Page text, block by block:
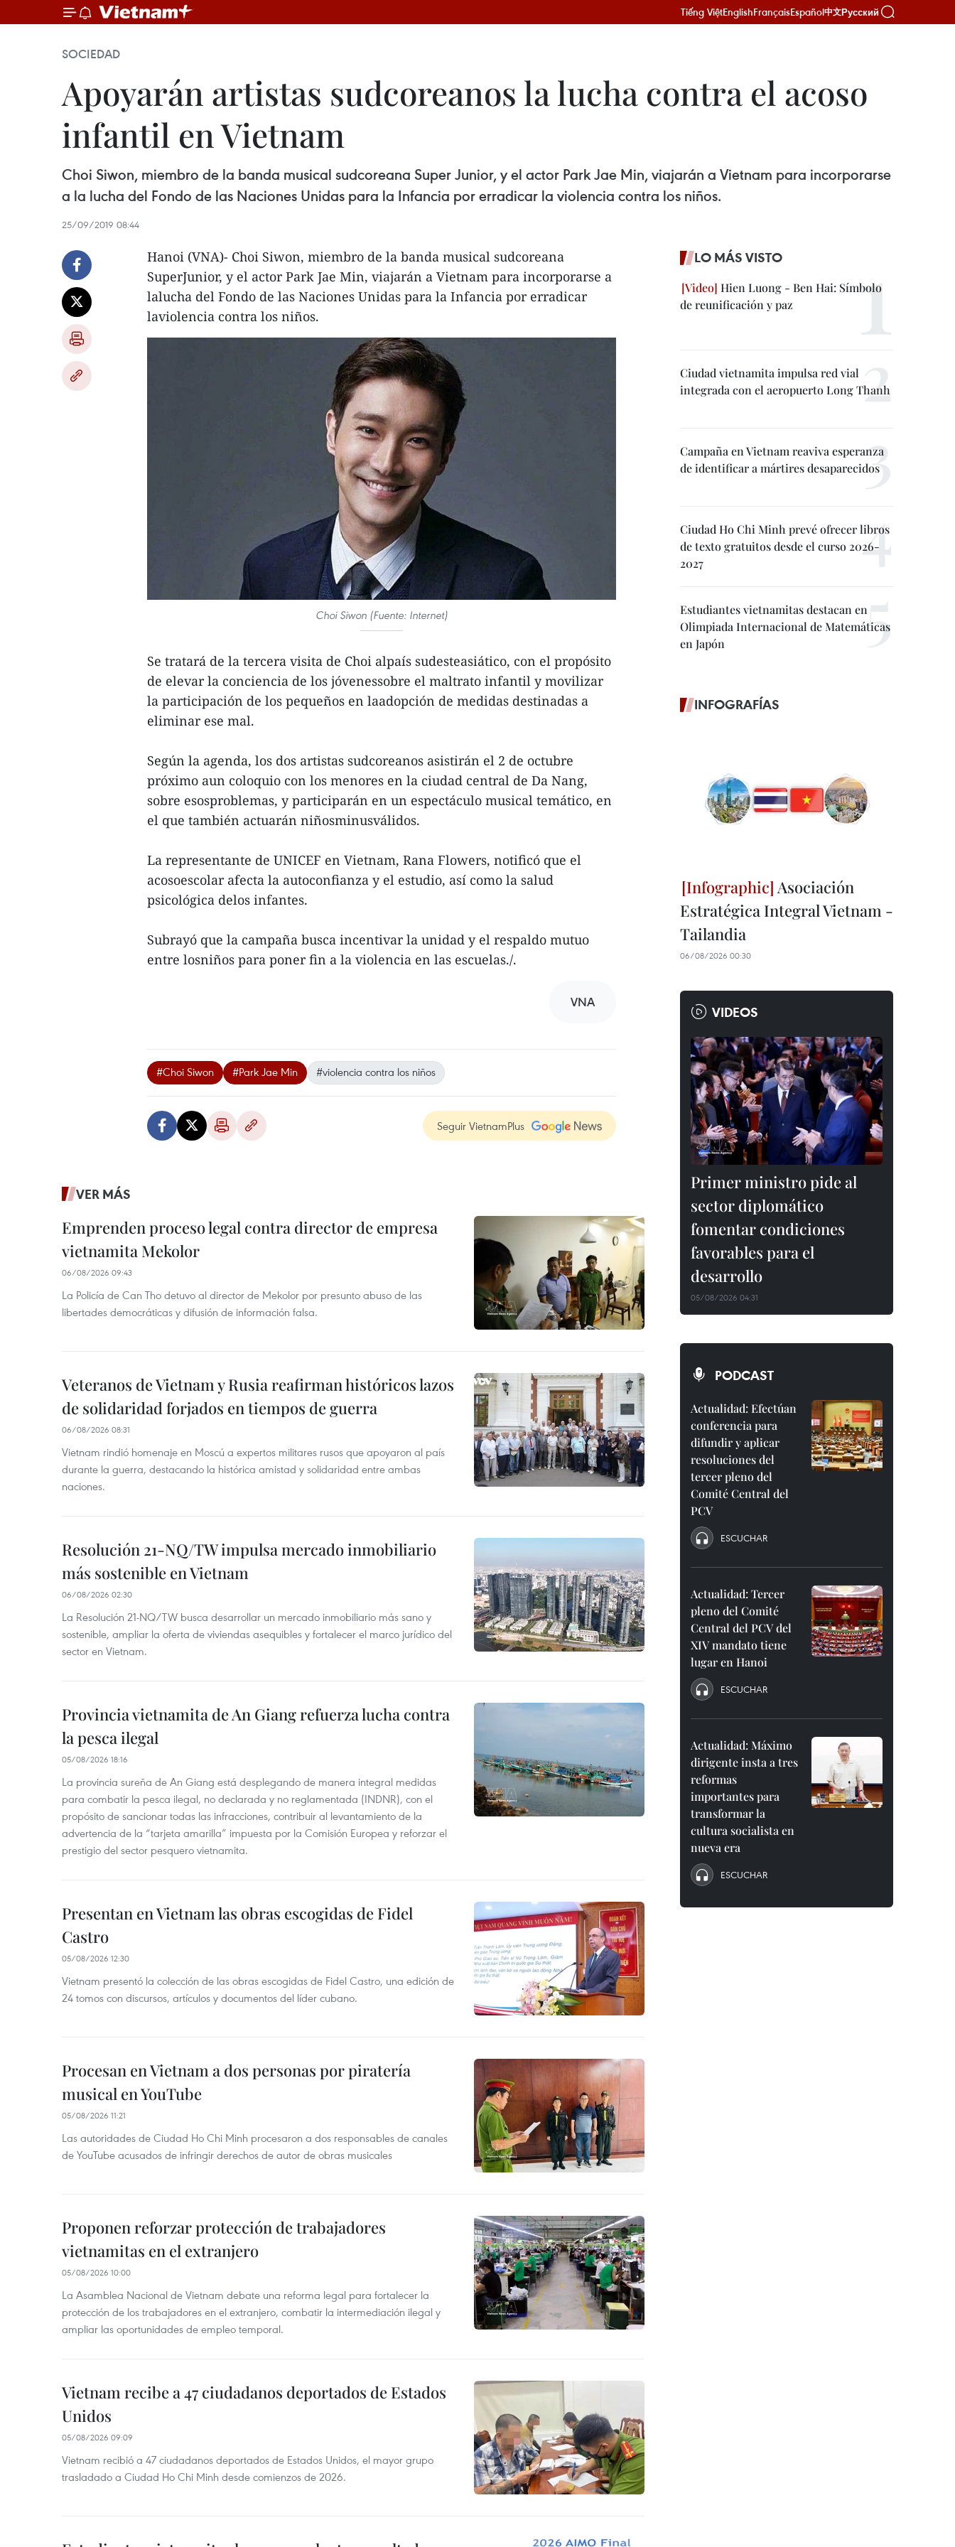
Tiếng ViệtEnglishFrançaisEspañol中文Русский
SOCIEDAD
Apoyarán artistas sudcoreanos la lucha contra el acoso
infantil en Vietnam
Choi Siwon, miembro de la banda musical sudcoreana Super Junior, y el actor Park Jae Min, viajarán a Vietnam para incorporarse
a la lucha del Fondo de las Naciones Unidas para la Infancia por erradicar la violencia contra los niños.
25/09/2019 08:44
Hanoi (VNA)- Choi Siwon, miembro de la banda musical sudcoreana
SuperJunior, y el actor Park Jae Min, viajarán a Vietnam para incorporarse a
lalucha del Fondo de las Naciones Unidas para la Infancia por erradicar
laviolencia contra los niños.
Choi Siwon (Fuente: Internet)
Se tratará de la tercera visita de Choi alpaís sudesteasiático, con el propósito
de elevar la conciencia de los jóvenessobre el maltrato infantil y movilizar
la participación de los pequeños en laadopción de medidas destinadas a
eliminar ese mal.
Según la agenda, los dos artistas sudcoreanos asistirán el 2 de octubre
próximo aun coloquio con los menores en la ciudad central de Da Nang,
sobre esosproblemas, y participarán en un espectáculo musical temático, en
el que también actuarán niñosminusválidos.
La representante de UNICEF en Vietnam, Rana Flowers, notificó que el
acosoescolar afecta la autoconfianza y el estudio, así como la salud
psicológica delos infantes.
Subrayó que la campaña busca incentivar la unidad y el respaldo mutuo
entre losniños para poner fin a la violencia en las escuelas./.
VNA
#Choi Siwon #Park Jae Min #violencia contra los niños
Seguir VietnamPlus
VER MÁS
Emprenden proceso legal contra director de empresa
vietnamita Mekolor
06/08/2026 09:43
La Policía de Can Tho detuvo al director de Mekolor por presunto abuso de las
libertades democráticas y difusión de información falsa.
Veteranos de Vietnam y Rusia reafirman históricos lazos
de solidaridad forjados en tiempos de guerra
06/08/2026 08:31
Vietnam rindió homenaje en Moscú a expertos militares rusos que apoyaron al país
durante la guerra, destacando la histórica amistad y solidaridad entre ambas
naciones.
Resolución 21-NQ/TW impulsa mercado inmobiliario
más sostenible en Vietnam
06/08/2026 02:30
La Resolución 21-NQ/TW busca desarrollar un mercado inmobiliario más sano y
sostenible, ampliar la oferta de viviendas asequibles y fortalecer el marco jurídico del
sector en Vietnam.
Provincia vietnamita de An Giang refuerza lucha contra
la pesca ilegal
05/08/2026 18:16
La provincia sureña de An Giang está desplegando de manera integral medidas
para combatir la pesca ilegal, no declarada y no reglamentada (INDNR), con el
propósito de sancionar todas las infracciones, contribuir al levantamiento de la
advertencia de la “tarjeta amarilla” impuesta por la Comisión Europea y reforzar el
prestigio del sector pesquero vietnamita.
Presentan en Vietnam las obras escogidas de Fidel
Castro
05/08/2026 12:30
Vietnam presentó la colección de las obras escogidas de Fidel Castro, una edición de
24 tomos con discursos, artículos y documentos del líder cubano.
Procesan en Vietnam a dos personas por piratería
musical en YouTube
05/08/2026 11:21
Las autoridades de Ciudad Ho Chi Minh procesaron a dos responsables de canales
de YouTube acusados de infringir derechos de autor de obras musicales
Proponen reforzar protección de trabajadores
vietnamitas en el extranjero
05/08/2026 10:00
La Asamblea Nacional de Vietnam debate una reforma legal para fortalecer la
protección de los trabajadores en el extranjero, combatir la intermediación ilegal y
ampliar las oportunidades de empleo temporal.
Vietnam recibe a 47 ciudadanos deportados de Estados
Unidos
05/08/2026 09:09
Vietnam recibió a 47 ciudadanos deportados de Estados Unidos, el mayor grupo
trasladado a Ciudad Ho Chi Minh desde comienzos de 2026.
LO MÁS VISTO
Hien Luong - Ben Hai: Símbolo
de reunificación y paz
Ciudad vietnamita impulsa red vial
integrada con el aeropuerto Long Thanh
Campaña en Vietnam reaviva esperanza
de identificar a mártires desaparecidos
Ciudad Ho Chi Minh prevé ofrecer libros
de texto gratuitos desde el curso 2026-
2027
Estudiantes vietnamitas destacan en
Olimpiada Internacional de Matemáticas
en Japón
INFOGRAFÍAS
Asociación
Estratégica Integral Vietnam -
Tailandia
06/08/2026 00:30
VIDEOS
Primer ministro pide al
sector diplomático
fomentar condiciones
favorables para el
desarrollo
05/08/2026 04:31
PODCAST
Actualidad: Efectúan
conferencia para
difundir y aplicar
resoluciones del
tercer pleno del
Comité Central del
PCV
ESCUCHAR
Actualidad: Tercer
pleno del Comité
Central del PCV del
XIV mandato tiene
lugar en Hanoi
ESCUCHAR
Actualidad: Máximo
dirigente insta a tres
reformas
importantes para
transformar la
cultura socialista en
nueva era
ESCUCHAR